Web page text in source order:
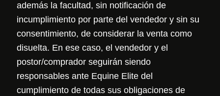
además la facultad, sin notificación de
incumplimiento por parte del vendedor y sin su
consentimiento, de considerar la venta como
disuelta. En ese caso, el vendedor y el
postor/comprador seguirán siendo
responsables ante Equine Elite del
cumplimiento de todas sus obligaciones de